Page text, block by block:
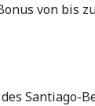
von bis
Santiago-